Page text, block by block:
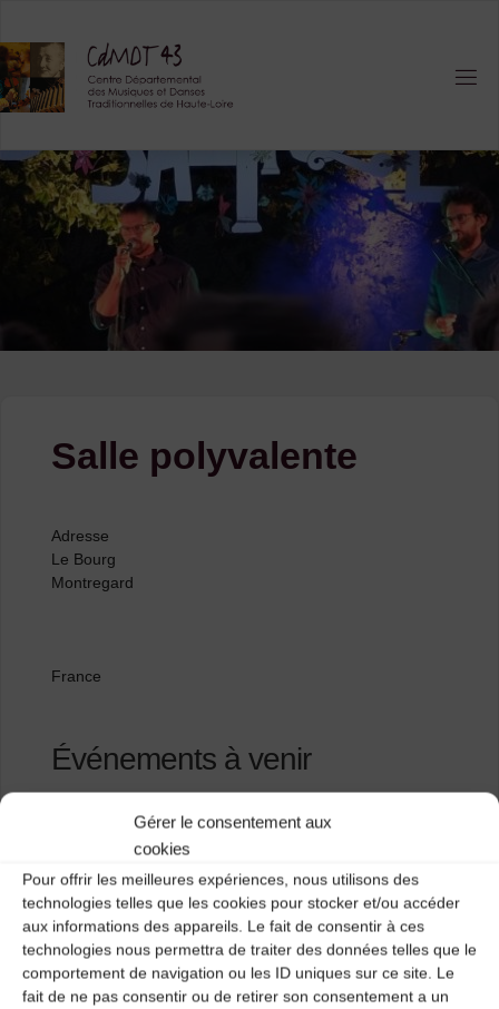
Gérer le consentement aux
cookies
Pour offrir les meilleures expériences, nous utilisons des
technologies telles que les cookies pour stocker et/ou accéder
aux informations des appareils. Le fait de consentir à ces
technologies nous permettra de traiter des données telles que le
comportement de navigation ou les ID uniques sur ce site. Le
fait de ne pas consentir ou de retirer son consentement a un
content
Salle polyvalente
Adresse
Le Bourg
Montregard
France
Événements à venir
<li>Aucun événement à cet emplacement</li>
Espace Gerard Defour